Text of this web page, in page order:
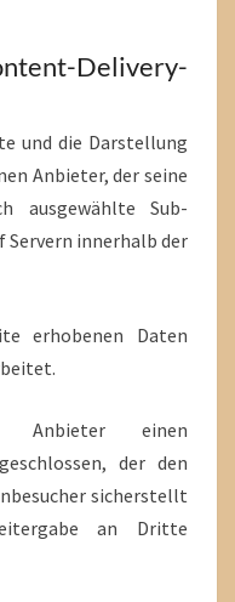
Delivery-
und die Darstellung
Anbieter, der seine
ausgewählte Sub-
innerhalb der
erhobenen Daten
einen
der den
sicherstellt
an Dritte